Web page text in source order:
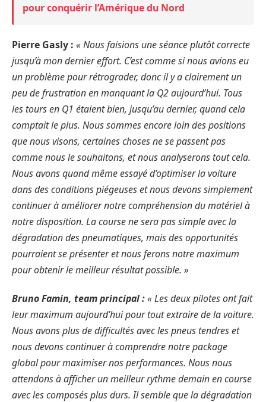
pour conquérir l’Amérique du Nord
Pierre Gasly : « Nous faisions une séance plutôt correcte
jusqu’à mon dernier effort. C’est comme si nous avions eu
un problème pour rétrograder, donc il y a clairement un
peu de frustration en manquant la Q2 aujourd’hui. Tous
les tours en Q1 étaient bien, jusqu’au dernier, quand cela
comptait le plus. Nous sommes encore loin des positions
que nous visons, certaines choses ne se passent pas
comme nous le souhaitons, et nous analyserons tout cela.
Nous avons quand même essayé d’optimiser la voiture
dans des conditions piégeuses et nous devons simplement
continuer à améliorer notre compréhension du matériel à
notre disposition. La course ne sera pas simple avec la
dégradation des pneumatiques, mais des opportunités
pourraient se présenter et nous ferons notre maximum
pour obtenir le meilleur résultat possible. »
Bruno Famin, team principal :« Les deux pilotes ont fait
leur maximum aujourd’hui pour tout extraire de la voiture.
Nous avons plus de difficultés avec les pneus tendres et
nous devons continuer à comprendre notre package
global pour maximiser nos performances. Nous nous
attendons à afficher un meilleur rythme demain en course
avec les composés plus durs. Il semble que la dégradation